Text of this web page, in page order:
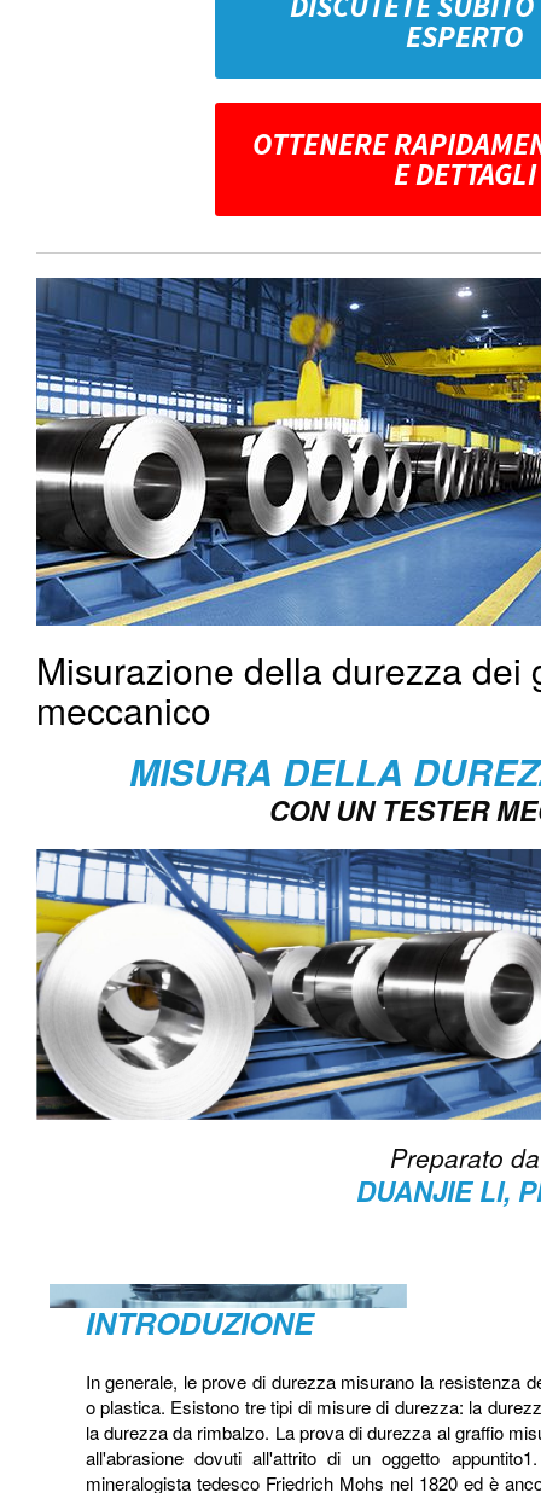
ESPERTO
OTTENERE
E DETTAGLI
Misurazione della durezza dei
meccanico
MISURA DELLA
CON UN TESTER
Preparato da
DUANJIE LI,
INTRODUZIONE
In generale, le prove di durezza misurano la resistenza
o plastica. Esistono tre tipi di misure di durezza: la
la durezza da rimbalzo. La prova di durezza al graffio
all'abrasione dovuti all'attrito di un oggetto
mineralogista tedesco Friedrich Mohs nel 1820 ed è